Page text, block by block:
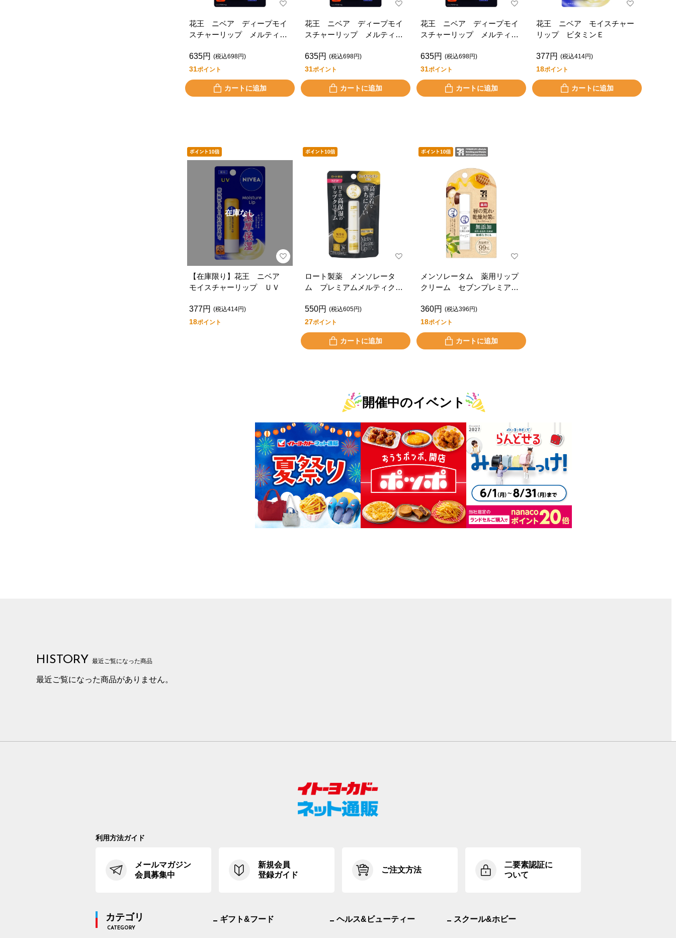
花王 ニベア ディープモイ
スチャーリップ メルティタ
635円 (税込698円)
31ポイント
カートに追加
花王 ニベア ディープモイ
スチャーリップ メルティタ
り
635円 (税込698円)
31ポイント
カートに追加
花王 ニベア ディープモイ
スチャーリップ メルティタ
香り
635円 (税込698円)
31ポイント
カートに追加
花王 ニベア モイスチャー
リップ ビタミンＥ
377円 (税込414円)
18ポイント
カートに追加
在庫なし
【在庫限り】花王 ニベア
モイスチャーリップ ＵＶ
377円 (税込414円)
18ポイント
ロート製薬 メンソレータ
ム プレミアムメルティクリ
550円 (税込605円)
27ポイント
カートに追加
メンソレータム 薬用リップ
クリーム セブンプレミアム
360円 (税込396円)
18ポイント
カートに追加
開催中のイベント
HISTORY 最近ご覧になった商品
最近ご覧になった商品がありません。
利用方法ガイド
メールマガジン
会員募集中
新規会員
登録ガイド
ご注文方法
二要素認証に
ついて
カテゴリ
CATEGORY
ギフト&フード ヘルス&ビューティー スクール&ホビー